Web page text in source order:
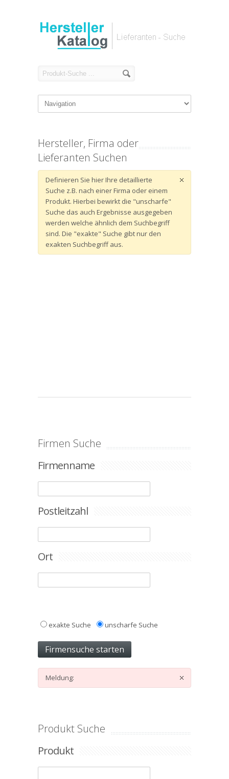
Hersteller, Firma oder
Lieferanten Suchen
Definieren Sie hier Ihre detaillierte
Suche z.B. nach einer Firma oder einem
Produkt. Hierbei bewirkt die "unscharfe"
Suche das auch Ergebnisse ausgegeben
werden welche ähnlich dem Suchbegriff
sind. Die "exakte" Suche gibt nur den
exakten Suchbegriff aus.
Firmen Suche
Firmenname
Postleitzahl
Ort
exakte Suche unscharfe Suche
Meldung:
Produkt Suche
Produkt